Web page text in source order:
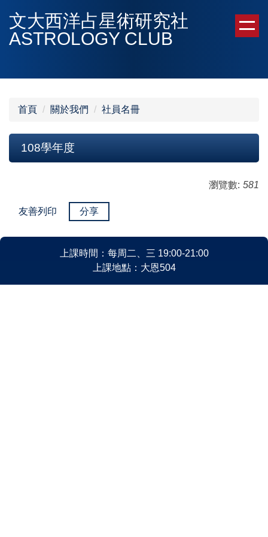
到
主
容
文大西洋占星術研究社
ASTROLOGY CLUB
首頁 關於我們 社員名冊
108學年度
瀏覽數: 581
友善列印 分享
上課時間：每周二、三 19:00-21:00
上課地點：大恩504